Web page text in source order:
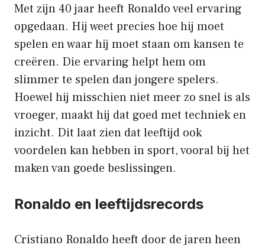
Met zijn 40 jaar heeft Ronaldo veel ervaring
opgedaan. Hij weet precies hoe hij moet
spelen en waar hij moet staan om kansen te
creëren. Die ervaring helpt hem om
slimmer te spelen dan jongere spelers.
Hoewel hij misschien niet meer zo snel is als
vroeger, maakt hij dat goed met techniek en
inzicht. Dit laat zien dat leeftijd ook
voordelen kan hebben in sport, vooral bij het
maken van goede beslissingen.
Ronaldo en leeftijdsrecords
Cristiano Ronaldo heeft door de jaren heen